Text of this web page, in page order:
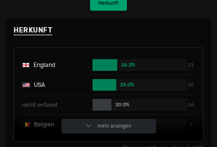
Herkunft
HERKUNFT
England 26.2% 21
USA 25.0% 20
nicht erfasst 20.0% 16
Belgien 10.0% 8
mehr anzeigen